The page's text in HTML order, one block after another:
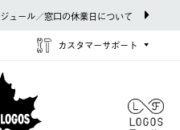
ュール／窓口の休業日について
カスタマーサポート